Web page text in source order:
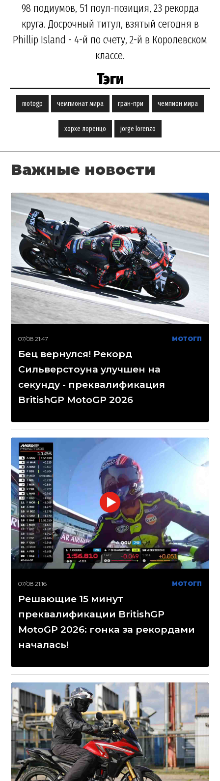
98 подиумов, 51 поул-позиция, 23 рекорда
круга. Досрочный титул, взятый сегодня в
Phillip Island - 4-й по счету, 2-й в Королевском
классе.
Тэги
motogp чемпионат мира гран-при чемпион мира
хорхе лоренцо jorge lorenzo
Важные новости
07/08 21:47 МОТОГП
Бец вернулся! Рекорд
Сильверстоуна улучшен на
секунду - преквалификация
BritishGP MotoGP 2026
07/08 21:16 МОТОГП
Решающие 15 минут
преквалификации BritishGP
MotoGP 2026: гонка за рекордами
началась!